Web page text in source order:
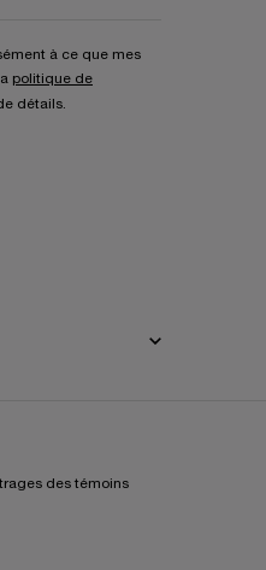
à ce que mes
politique de
détails.
des témoins